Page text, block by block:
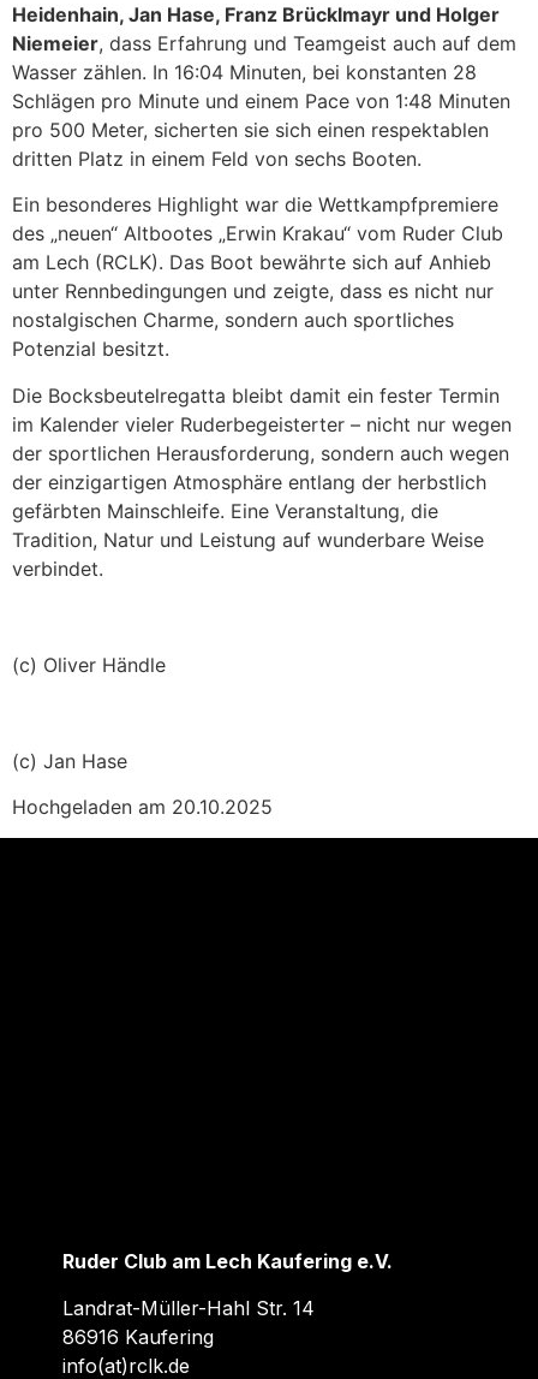
Heidenhain, Jan Hase, Franz Brücklmayr und Holger
Niemeier, dass Erfahrung und Teamgeist auch auf dem
Wasser zählen. In 16:04 Minuten, bei konstanten 28
Schlägen pro Minute und einem Pace von 1:48 Minuten
pro 500 Meter, sicherten sie sich einen respektablen
dritten Platz in einem Feld von sechs Booten.
Ein besonderes Highlight war die Wettkampfpremiere
des „neuen“ Altbootes „Erwin Krakau“ vom Ruder Club
am Lech (RCLK). Das Boot bewährte sich auf Anhieb
unter Rennbedingungen und zeigte, dass es nicht nur
nostalgischen Charme, sondern auch sportliches
Potenzial besitzt.
Die Bocksbeutelregatta bleibt damit ein fester Termin
im Kalender vieler Ruderbegeisterter – nicht nur wegen
der sportlichen Herausforderung, sondern auch wegen
der einzigartigen Atmosphäre entlang der herbstlich
gefärbten Mainschleife. Eine Veranstaltung, die
Tradition, Natur und Leistung auf wunderbare Weise
verbindet.
(c) Oliver Händle
(c) Jan Hase
Hochgeladen am 20.10.2025
Ruder Club am Lech Kaufering e.V.
Landrat-Müller-Hahl Str. 14
86916 Kaufering
info(at)rclk.de